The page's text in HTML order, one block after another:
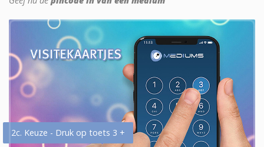
2c. Keuze - Druk op toets 3 +